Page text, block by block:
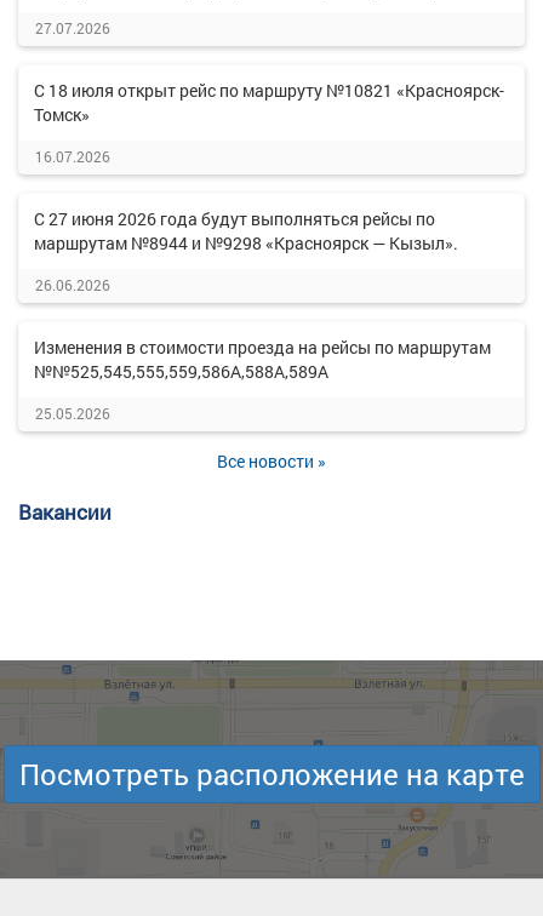
27.07.2026
С 18 июля открыт рейс по маршруту №10821 «Красноярск-
Томск»
16.07.2026
С 27 июня 2026 года будут выполняться рейсы по
маршрутам №8944 и №9298 «Красноярск — Кызыл».
26.06.2026
Изменения в стоимости проезда на рейсы по маршрутам
№№525,545,555,559,586А,588А,589А
25.05.2026
Все новости »
Вакансии
Посмотреть расположение на карте